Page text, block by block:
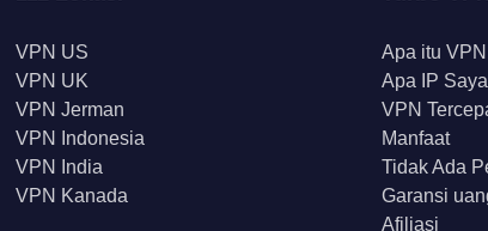
VPN US
VPN UK
VPN Jerman
VPN Indonesia
VPN India
VPN Kanada
Apa itu VPN
Apa IP Saya
VPN
Manfaat
Tidak Ada
Garansi
Afiliasi